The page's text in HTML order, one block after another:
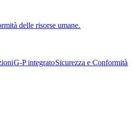
delle risorse umane.​​
G-P integrato​​Sicurezza e Conformità​​